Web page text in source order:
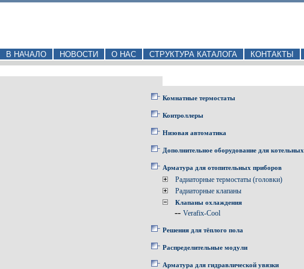
В НАЧАЛО НОВОСТИ О НАС СТРУКТУРА КАТАЛОГА КОНТАКТЫ
Комнатные термостаты
Контроллеры
Низовая автоматика
Дополнительное оборудование для котельных
Арматура для отопительных приборов
Радиаторные термостаты (головки)
Радиаторные клапаны
Клапаны охлаждения
-- Verafix-Cool
Решения для тёплого пола
Распределительные модули
Арматура для гидравлической увязки